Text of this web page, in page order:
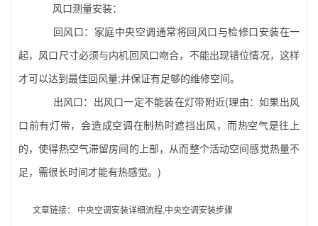
风口测量安装：
回风口：家庭中央空调通常将回风口与检修口安装在一
起，风口尺寸必须与内机回风口吻合，不能出现错位情况，这样
才可以达到最佳回风量;并保证有足够的维修空间。
出风口：出风口一定不能装在灯带附近(理由：如果出风
口前有灯带，会造成空调在制热时遮挡出风，而热空气是往上
的，使得热空气滞留房间的上部，从而整个活动空间感觉热量不
足，需很长时间才能有热感觉。)
文章链接：
中央空调安装详细流程,中央空调安装步骤